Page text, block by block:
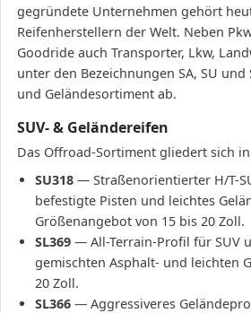
gegründete Unternehmen gehört
Reifenherstellern der Welt. Neben
Goodride auch Transporter, Lkw,
unter den Bezeichnungen SA, SU
und Geländesortiment ab.
SUV- & Geländereifen
Das Offroad-Sortiment gliedert sich
SU318 — Straßenorientierter H/T-
befestigte Pisten und leichtes
Größenangebot von 15 bis 20 Zoll.
SL369 — All-Terrain-Profil für SUV
gemischten Asphalt- und leichten
20 Zoll.
SL366 — Aggressiveres